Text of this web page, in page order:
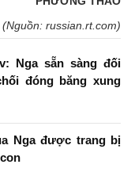
(Nguồn: russian.rt.com)
Nga sẵn sàng đối
đóng băng xung
Nga được trang bị